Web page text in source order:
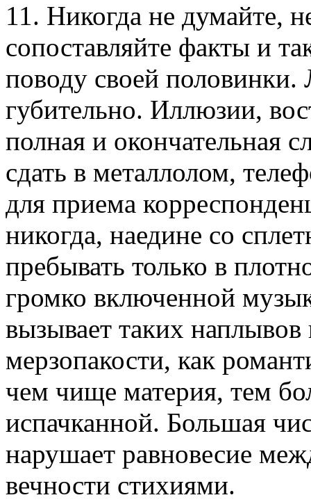
11. Никогда не думайте,
сопоставляйте факты и
поводу своей
губительно. Иллюзии,
полная и окончательная
сдать в металлолом,
для приема
никогда, наедине со
пребывать только в
громко включенной
вызывает таких
мерзопакости, как
чем чище материя, тем
испачканной. Большая
нарушает равновесие
вечности стихиями.